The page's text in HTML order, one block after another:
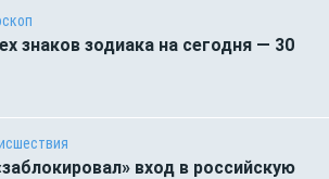
знаков зодиака на сегодня — 30
вход в российскую